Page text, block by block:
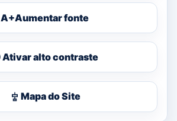
A+Aumentar fonte
Ativar alto contraste
Mapa do Site